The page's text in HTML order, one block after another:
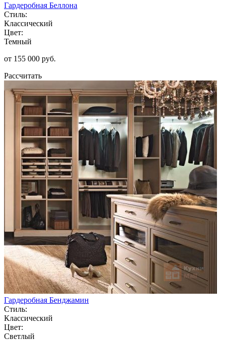
Гардеробная Беллона
Стиль:
Классический
Цвет:
Темный
от 155 000 руб.
Рассчитать
Гардеробная Бенджамин
Стиль:
Классический
Цвет:
Светлый